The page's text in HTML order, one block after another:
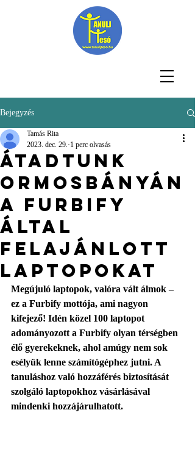
Bejegyzés
Átadtunk
Ormosbányán
a Furbify
által
felajánlott
laptopokat
Tamás Rita
2023. dec. 29. 1 perc olvasás
Megújuló laptopok, valóra vált álmok –
ez a Furbify mottója, ami nagyon
kifejező! Idén közel 100 laptopot
adományozott a Furbify olyan térségben
élő gyerekeknek, ahol amúgy nem sok
esélyük lenne számítógéphez jutni. A
tanuláshoz való hozzáférés biztosítását
szolgáló laptopokhoz vásárlásával
mindenki hozzájárulhatott.